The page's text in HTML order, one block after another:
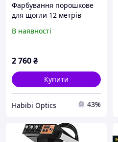
Фарбування порошкове
для щогли 12 метрів
В наявності
2 760₴
Купити
Habibi Optics 43%